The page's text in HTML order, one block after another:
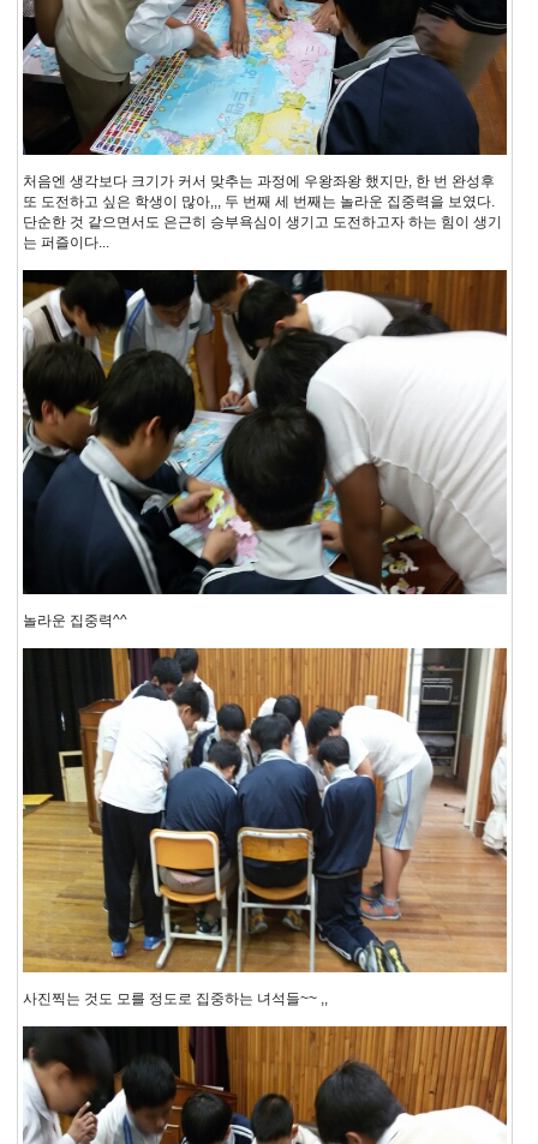
처음엔 생각보다 크기가 커서 맞추는 과정에 우왕좌왕 했지만, 한 번 완성후
또 도전하고 싶은 학생이 많아,,, 두 번째 세 번째는 놀라운 집중력을 보였다.
단순한 것 같으면서도 은근히 승부욕심이 생기고 도전하고자 하는 힘이 생기
는 퍼즐이다...
놀라운 집중력^^
사진찍는 것도 모를 정도로 집중하는 녀석들~~ ,,